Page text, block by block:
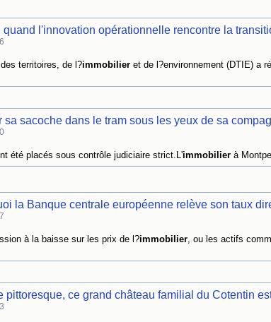
quand l'innovation opérationnelle rencontre la
territoires, de l?immobilieret de l?environnement (DTIE) a
sa sacoche dans le tram sous les yeux de sa
été placés sous contrôle judiciaire strict.L'immobilierà
la Banque centrale européenne relève son taux
à la baisse sur les prix de l?immobilier, ou les actifs
pittoresque, ce grand château familial du Cotentin